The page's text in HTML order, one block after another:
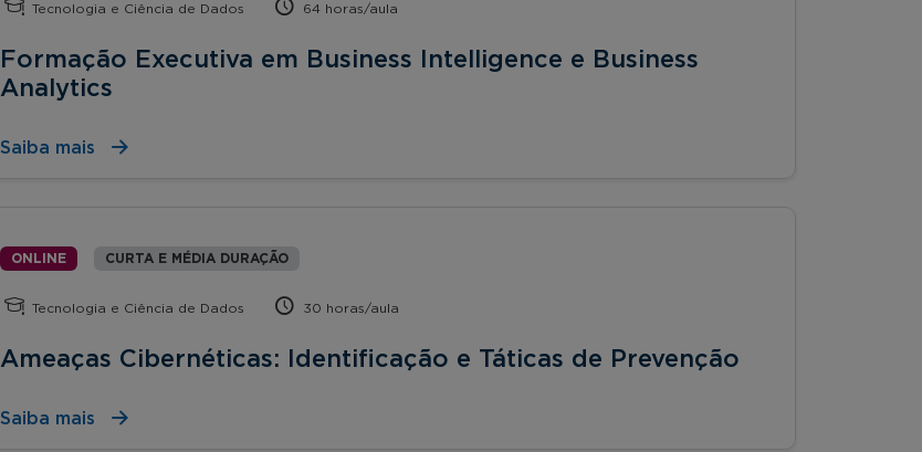
Tecnologia e Ciência de Dados 64 horas/aula
Formação Executiva em Business Intelligence e Business
Analytics
Saiba mais
ONLINE CURTA E MÉDIA DURAÇÃO
Tecnologia e Ciência de Dados 30 horas/aula
Ameaças Cibernéticas: Identificação e Táticas de Prevenção
Saiba mais